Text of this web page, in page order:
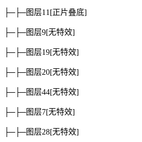
├─├─图层11[正片叠底]
├─├─图层9[无特效]
├─├─图层19[无特效]
├─├─图层20[无特效]
├─├─图层44[无特效]
├─├─图层7[无特效]
├─├─图层28[无特效]